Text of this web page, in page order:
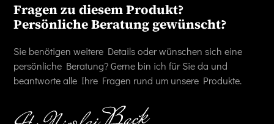
Fragen zu diesem Produkt?
Persönliche Beratung gewünscht?
Sie benötigen weitere Details oder wünschen sich eine
persönliche Beratung? Gerne bin ich für Sie da und
beantworte alle Ihre Fragen rund um unsere Produkte.